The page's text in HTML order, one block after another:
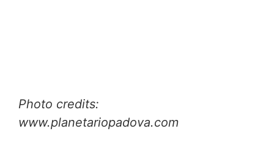
Photo credits:
www.planetariopadova.com